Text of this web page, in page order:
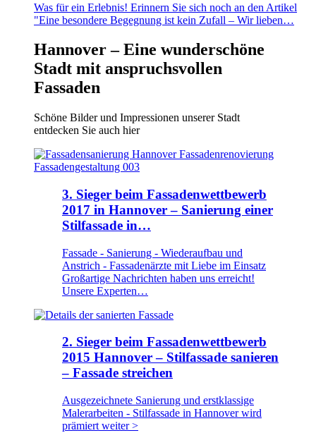
Was für ein Erlebnis! Erinnern Sie sich noch an den Artikel
"Eine besondere Begegnung ist kein Zufall – Wir lieben…
Hannover – Eine wunderschöne
Stadt mit anspruchsvollen
Fassaden
Schöne Bilder und Impressionen unserer Stadt
entdecken Sie auch hier
3. Sieger beim Fassadenwettbewerb
2017 in Hannover – Sanierung einer
Stilfassade in…
Fassade - Sanierung - Wiederaufbau und
Anstrich - Fassadenärzte mit Liebe im Einsatz
Großartige Nachrichten haben uns erreicht!
Unsere Experten…
2. Sieger beim Fassadenwettbewerb
2015 Hannover – Stilfassade sanieren
– Fassade streichen
Ausgezeichnete Sanierung und erstklassige
Malerarbeiten - Stilfassade in Hannover wird
prämiert weiter >